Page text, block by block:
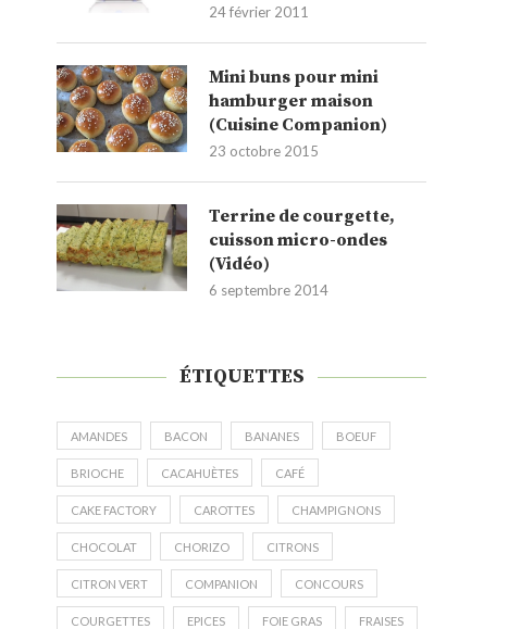
24 février 2011
Mini buns pour mini
hamburger maison
(Cuisine Companion)
23 octobre 2015
Terrine de courgette,
cuisson micro-ondes
(Vidéo)
6 septembre 2014
ÉTIQUETTES
AMANDES BACON BANANES BOEUF
BRIOCHE CACAHUÈTES CAFÉ
CAKE FACTORY CAROTTES CHAMPIGNONS
CHOCOLAT CHORIZO CITRONS
CITRON VERT COMPANION CONCOURS
COURGETTES EPICES FOIE GRAS FRAISES